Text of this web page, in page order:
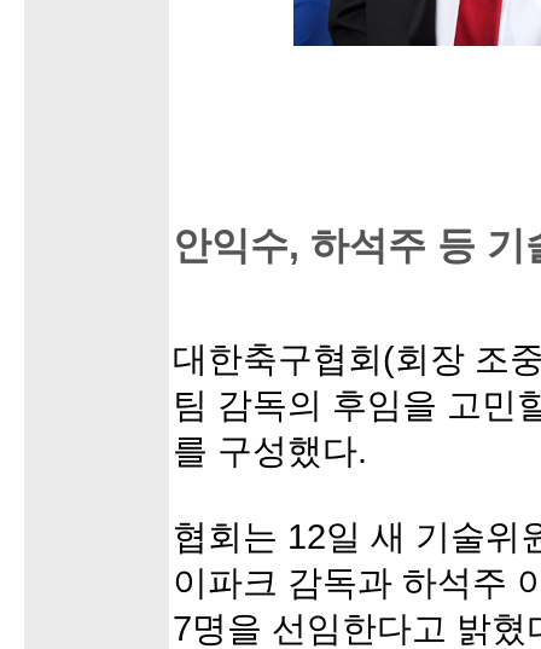
안익수, 하석주 등
대한축구협회(회장 조
팀 감독의 후임을 고민
를 구성했다.
협회는 12일 새 기술위
이파크 감독과 하석주
7명을 선임한다고 밝